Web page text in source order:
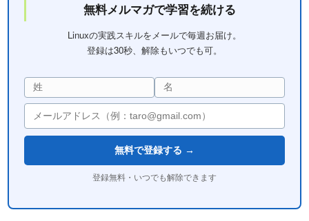
無料メルマガで学習を続ける
Linuxの実践スキルをメールで毎週お届け。
登録は30秒、解除もいつでも可。
無料で登録する →
登録無料・いつでも解除できます